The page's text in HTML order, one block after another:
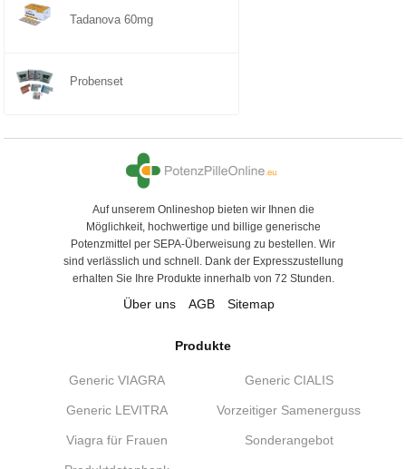
Tadanova 60mg
Probenset
Auf unserem Onlineshop bieten wir Ihnen die
Möglichkeit, hochwertige und billige generische
Potenzmittel per SEPA-Überweisung zu bestellen. Wir
sind verlässlich und schnell. Dank der Expresszustellung
erhalten Sie Ihre Produkte innerhalb von 72 Stunden.
Über uns AGB Sitemap
Produkte
Generic VIAGRA Generic CIALIS
Generic LEVITRA Vorzeitiger Samenerguss
Viagra für Frauen Sonderangebot